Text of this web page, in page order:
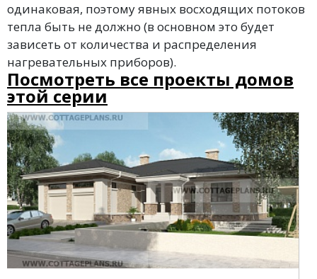
одинаковая, поэтому явных восходящих потоков
тепла быть не должно (в основном это будет
зависеть от количества и распределения
нагревательных приборов).
Посмотреть все проекты домов
этой серии